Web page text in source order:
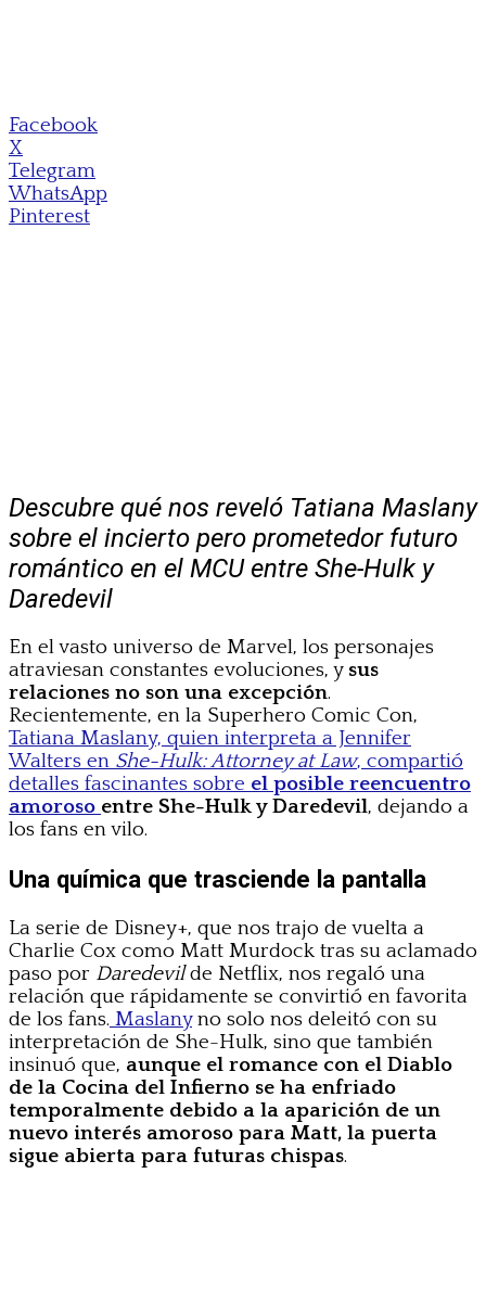
Facebook
X
Telegram
WhatsApp
Pinterest
Descubre qué nos reveló Tatiana Maslany
sobre el incierto pero prometedor futuro
romántico en el MCU entre She-Hulk y
Daredevil
En el vasto universo de Marvel, los personajes
atraviesan constantes evoluciones, y sus
relaciones no son una excepción.
Recientemente, en la Superhero Comic Con,
Tatiana Maslany, quien interpreta a Jennifer
Walters en She-Hulk: Attorney at Law, compartió
detalles fascinantes sobre el posible reencuentro
amoroso entre She-Hulk y Daredevil, dejando a
los fans en vilo.
Una química que trasciende la pantalla
La serie de Disney+, que nos trajo de vuelta a
Charlie Cox como Matt Murdock tras su aclamado
paso por Daredevilde Netflix, nos regaló una
relación que rápidamente se convirtió en favorita
de los fans. Maslanyno solo nos deleitó con su
interpretación de She-Hulk, sino que también
insinuó que, aunque el romance con el Diablo
de la Cocina del Infierno se ha enfriado
temporalmente debido a la aparición de un
nuevo interés amoroso para Matt, la puerta
sigue abierta para futuras chispas.